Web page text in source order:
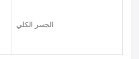
الجسر الكلي